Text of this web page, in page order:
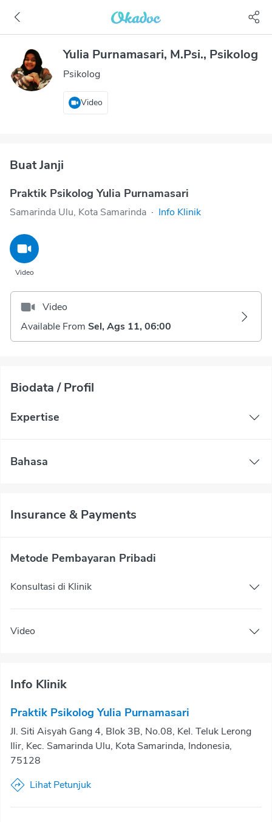
Yulia Purnamasari, M.Psi., Psikolog
Psikolog
Video
Buat Janji
Praktik Psikolog Yulia Purnamasari
Samarinda Ulu, Kota Samarinda · Info Klinik
Video
Video
Available From Sel, Ags 11, 06:00
Biodata / Profil
Expertise
Bahasa
Insurance & Payments
Metode Pembayaran Pribadi
Konsultasi di Klinik
Video
Info Klinik
Praktik Psikolog Yulia Purnamasari
Jl. Siti Aisyah Gang 4, Blok 3B, No.08, Kel. Teluk Lerong
Ilir, Kec. Samarinda Ulu, Kota Samarinda, Indonesia,
75128
Lihat Petunjuk